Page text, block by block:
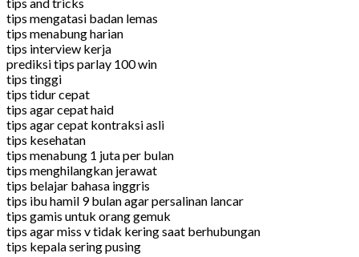
tips mengatasi badan lemas
tips menabung harian
tips interview kerja
prediksi tips parlay 100 win
tips tinggi
tips tidur cepat
tips agar cepat haid
tips agar cepat kontraksi asli
tips kesehatan
tips menabung 1 juta per bulan
tips menghilangkan jerawat
tips belajar bahasa inggris
tips ibu hamil 9 bulan agar persalinan lancar
tips gamis untuk orang gemuk
tips agar miss v tidak kering saat berhubungan
tips kepala sering pusing